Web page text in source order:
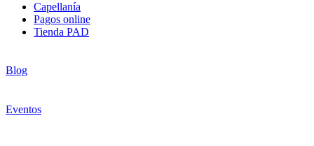
Capellanía
Pagos online
Tienda PAD
Blog
Eventos